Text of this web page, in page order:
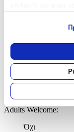
Να
σας τοποθεσία,
απόσταση
Να
για
Μάθετε
προσωπικών σας
ανακαλέσετε τη
Θέμα:
Οχήματα
Υλικό
Adults Welcome:
Όχι